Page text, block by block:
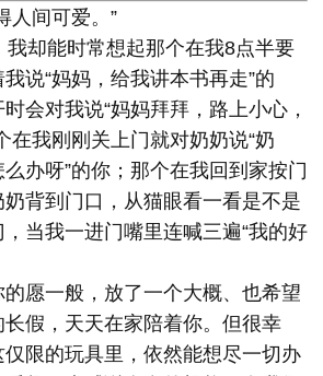
人间可爱。”
我却能时常想起那个在我8点半要
说“妈妈，给我讲本书再走”的
会对我说“妈妈拜拜，路上小心，
在我刚刚关上门就对奶奶说“奶
办呀”的你；那个在我回到家按门
背到门口，从猫眼看一看是不是
当我一进门嘴里连喊三遍“我的好
愿一般，放了一个大概、也希望
假，天天在家陪着你。但很幸
限的玩具里，依然能想尽一切办